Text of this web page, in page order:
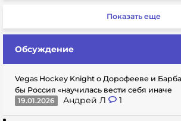
Показать еще
Обсуждение
Vegas Hockey Knight о Дорофееве и
бы Россия «научилась вести себя иначе
19.01.2026
Андрей Л 1